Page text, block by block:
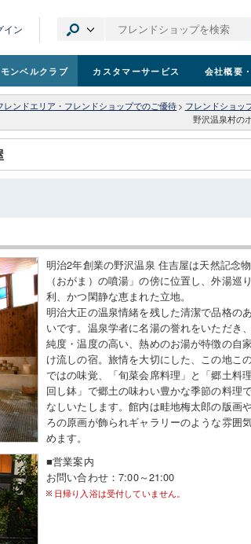
イン
モンベルクラブ カスタマーサービス 会社概要
レンドエリア・フレンドショップでのご優待 > フレンドショッ
野沢温泉村の
明治2年創業の野沢温泉 住吉屋は天然記念
（おがま）の噴湯」の傍に位置し、外湯巡
利、かつ閑静な恵まれた立地。
明治大正の温泉情緒を残した清潔で品格の
いです。温泉学者に名湯の誉れをいただき
純度・温度の高い、熱めのお湯が特徴の自
け流しの宿。旅情を大切にした、この地こ
ではの味覚、「旬菜会席料理」と「郷土料
回し鉢」で郷土の味わい豊かな季節の料理
なしいたします。館内は畦地梅太郎の版画
ろの原画が飾られギャラリーのような雰囲
めます。
■営業案内
お問い合わせ：7:00～21:00
日帰り入浴は受付していません。